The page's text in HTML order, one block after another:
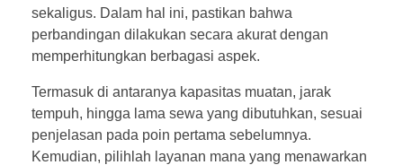
sekaligus. Dalam hal ini, pastikan bahwa
perbandingan dilakukan secara akurat dengan
memperhitungkan berbagasi aspek.
Termasuk di antaranya kapasitas muatan, jarak
tempuh, hingga lama sewa yang dibutuhkan, sesuai
penjelasan pada poin pertama sebelumnya.
Kemudian, pilihlah layanan mana yang menawarkan